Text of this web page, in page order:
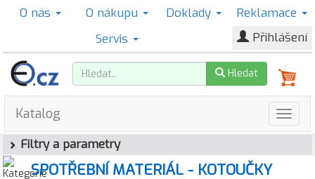
O nás O nákupu Doklady
Reklamace
Servis
Přihlášení
Hledat
Katalog
Filtry a parametry
SPOTŘEBNÍ MATERIÁL - KOTOUČKY